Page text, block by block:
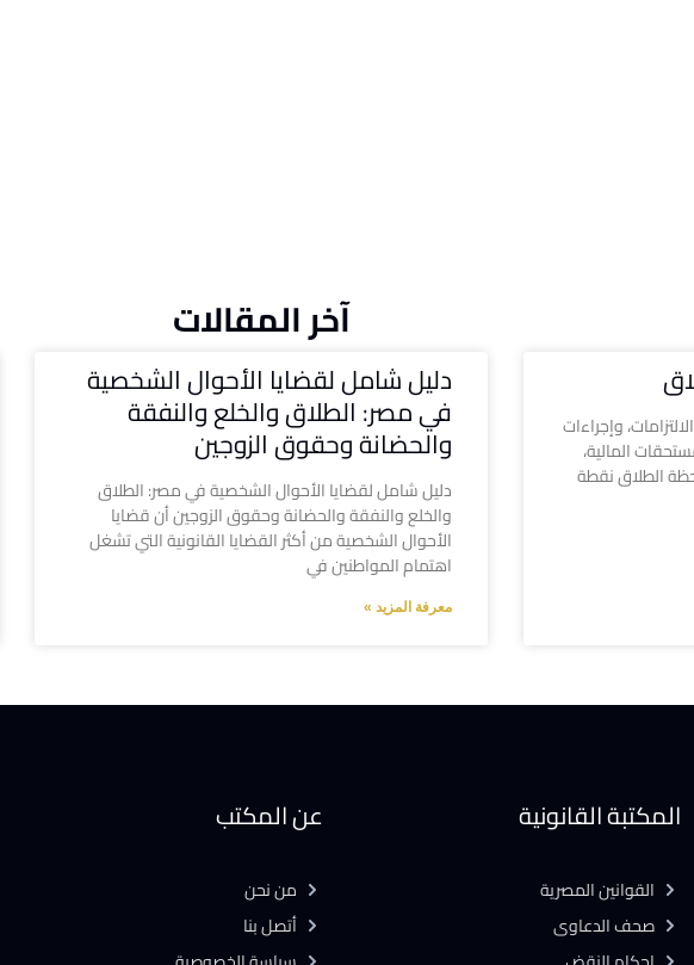
آخر المقالات
وإجراءات
المالية،
الطلاق نقطة
دليل شامل لقضايا الأحوال الشخصية
في مصر: الطلاق والخلع والنفقة
والحضانة وحقوق الزوجين
دليل شامل لقضايا الأحوال الشخصية في مصر: الطلاق
والخلع والنفقة والحضانة وحقوق الزوجين أن قضايا
الأحوال الشخصية من أكثر القضايا القانونية التي تشغل
اهتمام المواطنين في
معرفة المزيد »
المكتبة القانونية
القوانين المصرية
صحف الدعاوى
عن المكتب
من نحن
أتصل بنا